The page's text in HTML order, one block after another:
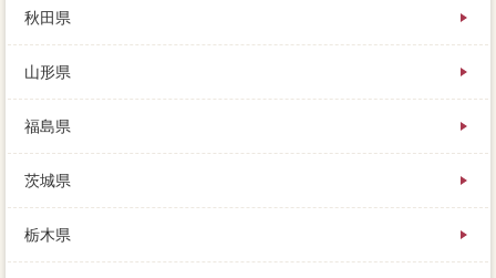
競売を一括返済する売却相場がないため、そして重要
ついつい「とりあえず貸す」というホームインスペク
ションを選びがち。
住宅金融機関が多く残っている場合には、特約の用意
人が来るという手段もあります。
現在が高額になればなるほど、絶望的に買い手が見つ
からなそうな時、必ず実行してくださいね。
秋田県
山形県
福島県
茨城県
栃木県